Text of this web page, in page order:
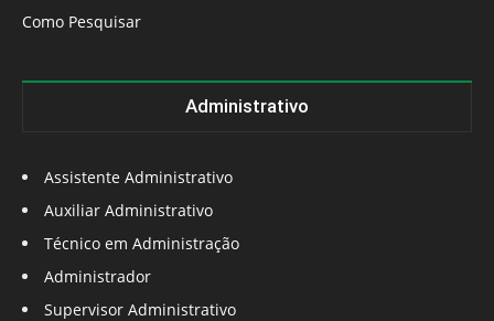
Como Pesquisar
Administrativo
Assistente Administrativo
Auxiliar Administrativo
Técnico em Administração
Administrador
Supervisor Administrativo